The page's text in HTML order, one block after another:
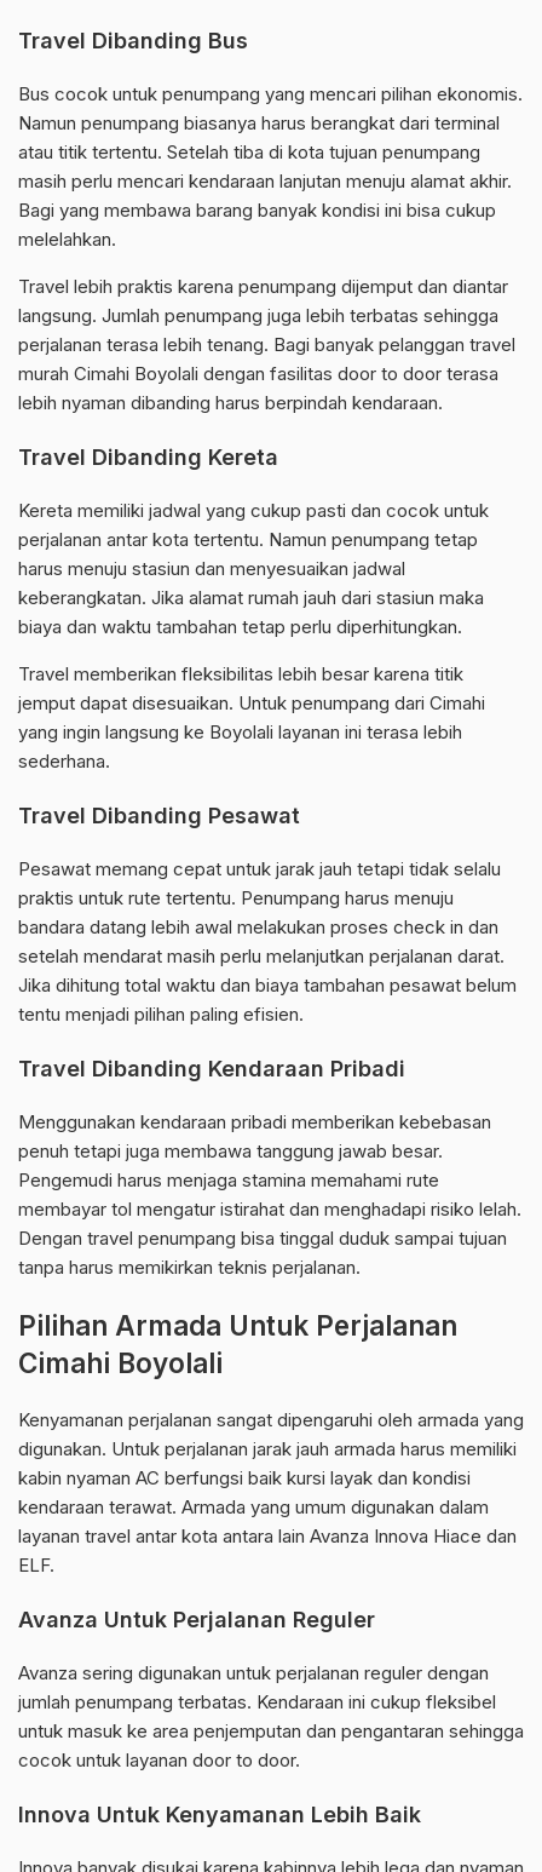
Travel Dibanding Bus
Bus cocok untuk penumpang yang mencari pilihan ekonomis.
Namun penumpang biasanya harus berangkat dari terminal
atau titik tertentu. Setelah tiba di kota tujuan penumpang
masih perlu mencari kendaraan lanjutan menuju alamat akhir.
Bagi yang membawa barang banyak kondisi ini bisa cukup
melelahkan.
Travel lebih praktis karena penumpang dijemput dan diantar
langsung. Jumlah penumpang juga lebih terbatas sehingga
perjalanan terasa lebih tenang. Bagi banyak pelanggan travel
murah Cimahi Boyolali dengan fasilitas door to door terasa
lebih nyaman dibanding harus berpindah kendaraan.
Travel Dibanding Kereta
Kereta memiliki jadwal yang cukup pasti dan cocok untuk
perjalanan antar kota tertentu. Namun penumpang tetap
harus menuju stasiun dan menyesuaikan jadwal
keberangkatan. Jika alamat rumah jauh dari stasiun maka
biaya dan waktu tambahan tetap perlu diperhitungkan.
Travel memberikan fleksibilitas lebih besar karena titik
jemput dapat disesuaikan. Untuk penumpang dari Cimahi
yang ingin langsung ke Boyolali layanan ini terasa lebih
sederhana.
Travel Dibanding Pesawat
Pesawat memang cepat untuk jarak jauh tetapi tidak selalu
praktis untuk rute tertentu. Penumpang harus menuju
bandara datang lebih awal melakukan proses check in dan
setelah mendarat masih perlu melanjutkan perjalanan darat.
Jika dihitung total waktu dan biaya tambahan pesawat belum
tentu menjadi pilihan paling efisien.
Travel Dibanding Kendaraan Pribadi
Menggunakan kendaraan pribadi memberikan kebebasan
penuh tetapi juga membawa tanggung jawab besar.
Pengemudi harus menjaga stamina memahami rute
membayar tol mengatur istirahat dan menghadapi risiko lelah.
Dengan travel penumpang bisa tinggal duduk sampai tujuan
tanpa harus memikirkan teknis perjalanan.
Pilihan Armada Untuk Perjalanan
Cimahi Boyolali
Kenyamanan perjalanan sangat dipengaruhi oleh armada yang
digunakan. Untuk perjalanan jarak jauh armada harus memiliki
kabin nyaman AC berfungsi baik kursi layak dan kondisi
kendaraan terawat. Armada yang umum digunakan dalam
layanan travel antar kota antara lain Avanza Innova Hiace dan
ELF.
Avanza Untuk Perjalanan Reguler
Avanza sering digunakan untuk perjalanan reguler dengan
jumlah penumpang terbatas. Kendaraan ini cukup fleksibel
untuk masuk ke area penjemputan dan pengantaran sehingga
cocok untuk layanan door to door.
Innova Untuk Kenyamanan Lebih Baik